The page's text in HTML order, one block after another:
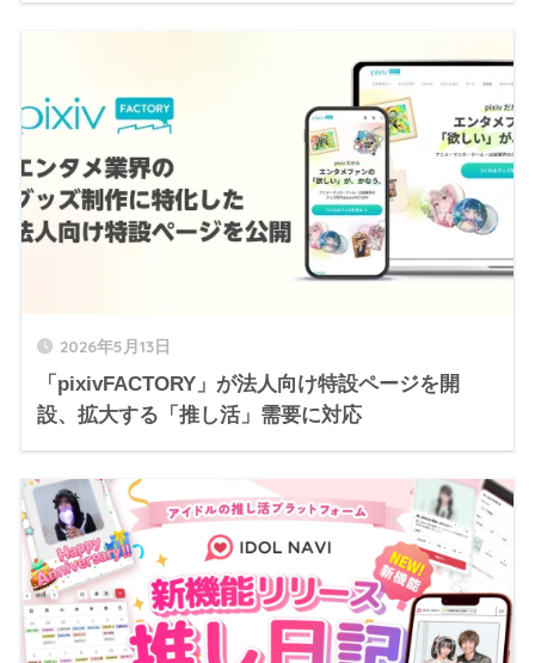
2026年5月13日
「pixivFACTORY」が法人向け特設ページを開
設、拡大する「推し活」需要に対応